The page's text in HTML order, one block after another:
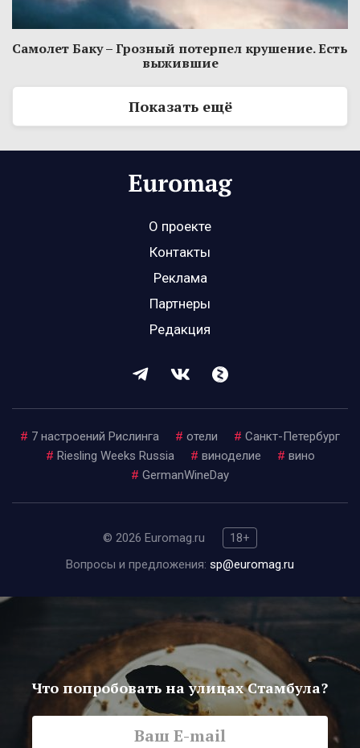
Самолет Баку – Грозный потерпел крушение. Есть
выжившие
Показать ещё
О проекте
Контакты
Реклама
Партнеры
Редакция
# 7 настроений Рислинга # отели # Санкт-Петербург
# Riesling Weeks Russia # виноделие # вино
# GermanWineDay
© 2026 Euromag.ru
18+
Вопросы и предложения: sp@euromag.ru
Что попробовать на улицах Стамбула?